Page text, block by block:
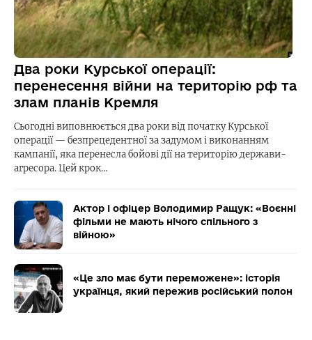
Два роки Курської операції:
перенесення війни на територію рф та
злам планів Кремля
Сьогодні виповнюється два роки від початку Курської
операції — безпрецедентної за задумом і виконанням
кампанії, яка перенесла бойові дії на територію держави-
агресора. Цей крок…
Актор і офіцер Володимир Ращук: «Воєнні
фільми не мають нічого спільного з
війною»
«Це зло має бути переможене»: історія
українця, який пережив російський полон